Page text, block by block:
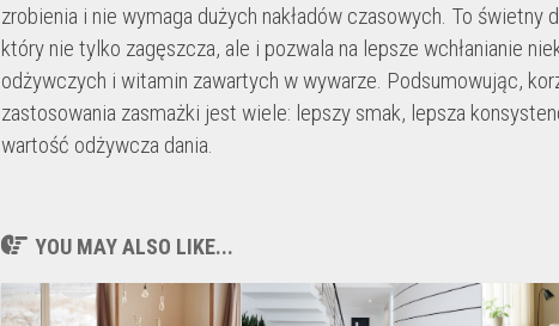
zrobienia i nie wymaga dużych nakładów czasowych. To świetny
który nie tylko zagęszcza, ale i pozwala na lepsze wchłanianie
odżywczych i witamin zawartych w wywarze. Podsumowując,
zastosowania zasmażki jest wiele: lepszy smak, lepsza
wartość odżywcza dania.
YOU MAY ALSO LIKE...